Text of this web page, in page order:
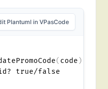
Plantuml in VPasCode
( code )